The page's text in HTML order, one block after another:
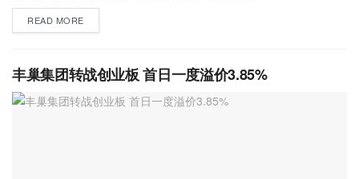
READ MORE
丰巢集团转战创业板 首日一度溢价3.85%